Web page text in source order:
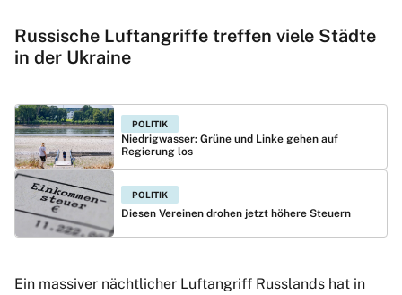
Russische Luftangriffe treffen viele Städte
in der Ukraine
POLITIK
Niedrigwasser: Grüne und Linke gehen auf
Regierung los
POLITIK
Diesen Vereinen drohen jetzt höhere Steuern
Ein massiver nächtlicher Luftangriff Russlands hat in